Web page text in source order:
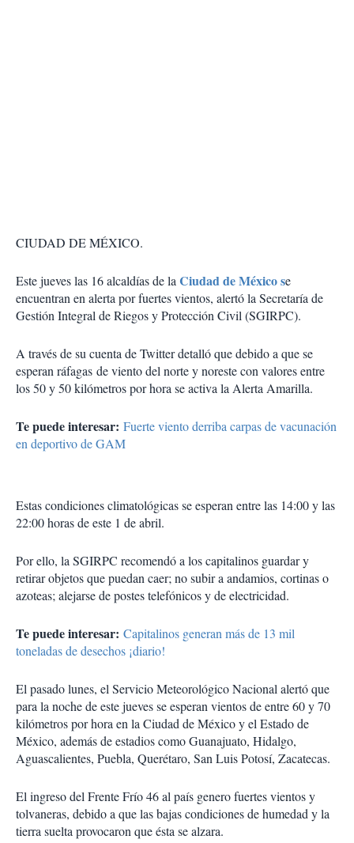
CIUDAD DE MÉXICO.
Este jueves las 16 alcaldías de laCiudad de México se
encuentran en alerta por fuertes vientos, alertó la Secretaría de
Gestión Integral de Riegos y Protección Civil (SGIRPC).
A través de su cuenta de Twitter detalló que debido a que se
esperan ráfagas de viento del norte y noreste con valores entre
los 50 y 50 kilómetros por hora se activa la Alerta Amarilla.
Te puede interesar: Fuerte viento derriba carpas de vacunación
en deportivo de GAM
Estas condiciones climatológicas se esperan entre las 14:00 y las
22:00 horas de este 1 de abril.
Por ello, la SGIRPC recomendó a los capitalinos guardar y
retirar objetos que puedan caer; no subir a andamios, cortinas o
azoteas; alejarse de postes telefónicos y de electricidad.
Te puede interesar: Capitalinos generan más de 13 mil
toneladas de desechos ¡diario!
El pasado lunes, el Servicio Meteorológico Nacional alertó que
para la noche de este jueves se esperan vientos de entre 60 y 70
kilómetros por hora en la Ciudad de México y el Estado de
México, además de estadios como Guanajuato, Hidalgo,
Aguascalientes, Puebla, Querétaro, San Luis Potosí, Zacatecas.
El ingreso del Frente Frío 46 al país genero fuertes vientos y
tolvaneras, debido a que las bajas condiciones de humedad y la
tierra suelta provocaron que ésta se alzara.